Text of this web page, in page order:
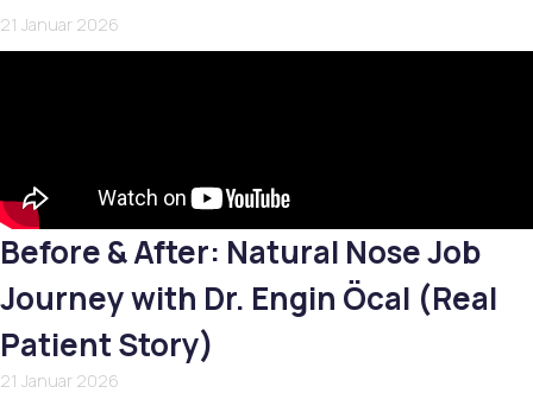
21 Januar 2026
Before & After: Natural Nose Job
Journey with Dr. Engin Öcal (Real
Patient Story)
21 Januar 2026